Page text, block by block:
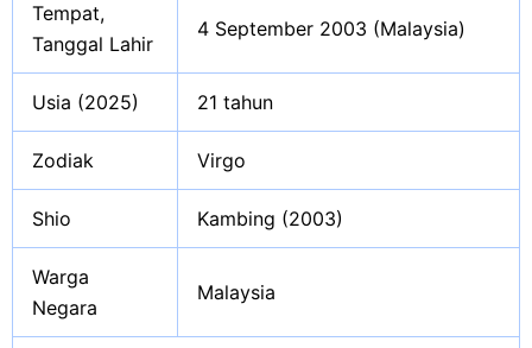
Tempat,
Tanggal Lahir
4 September 2003 (Malaysia)
Usia (2025) 21 tahun
Zodiak Virgo
Shio Kambing (2003)
Warga
Negara
Malaysia